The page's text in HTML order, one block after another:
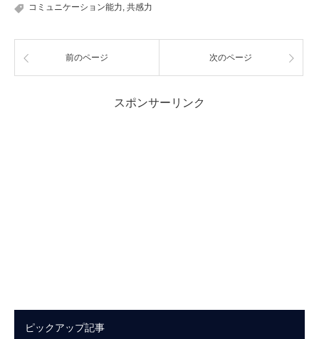
コミュニケーション能力 共感力
前のページ 次のページ
スポンサーリンク
ピックアップ記事